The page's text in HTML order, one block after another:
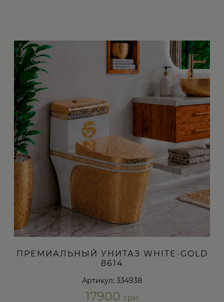
ПРЕМИАЛЬНЫЙ УНИТАЗ WHITE-GOLD
8614
Артикул: 334938
17900 грн